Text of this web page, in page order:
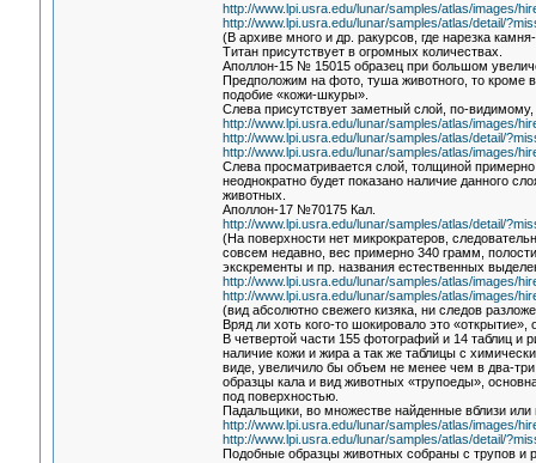
http://www.lpi.usra.edu/lunar/samples/atlas/images/
http://www.lpi.usra.edu/lunar/samples/atlas/detail/
(В архиве много и др. ракурсов, где нарезка
Титан присутствует в огромных количествах.
Аполлон-15 № 15015 образец при большом
Предположим на фото, туша животного, то кроме
подобие «кожи-шкуры».
Слева присутствует заметный слой, по-
http://www.lpi.usra.edu/lunar/samples/atlas/images/
http://www.lpi.usra.edu/lunar/samples/atlas/detail/
http://www.lpi.usra.edu/lunar/samples/atlas/images/
Слева просматривается слой, толщиной
неоднократно будет показано наличие данного
животных.
Аполлон-17 №70175 Кал.
http://www.lpi.usra.edu/lunar/samples/atlas/detail/
(На поверхности нет микрократеров,
совсем недавно, вес примерно 340 грамм,
экскременты и пр. названия естественных
http://www.lpi.usra.edu/lunar/samples/atlas/images/
http://www.lpi.usra.edu/lunar/samples/atlas/images/
(вид абсолютно свежего кизяка, ни следов
Вряд ли хоть кого-то шокировало это
В четвертой части 155 фотографий и 14 таблиц
наличие кожи и жира а так же таблицы с
виде, увеличило бы объем не менее чем в два-
образцы кала и вид животных «трупоеды»,
под поверхностью.
Падальщики, во множестве найденные вблизи или
http://www.lpi.usra.edu/lunar/samples/atlas/images/
http://www.lpi.usra.edu/lunar/samples/atlas/detail/
Подобные образцы животных собраны с трупов и